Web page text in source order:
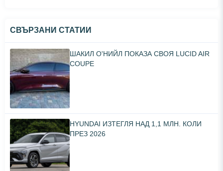
СВЪРЗАНИ СТАТИИ
ШАКИЛ О'НИЙЛ ПОКАЗА СВОЯ LUCID AIR
COUPE
HYUNDAI ИЗТЕГЛЯ НАД 1,1 МЛН. КОЛИ
ПРЕЗ 2026